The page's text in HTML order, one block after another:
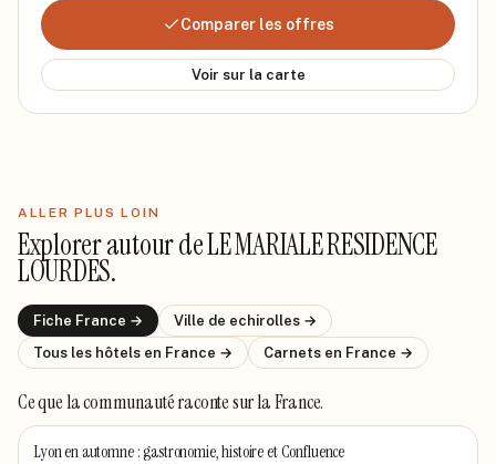
Comparer les offres
Voir sur la carte
ALLER PLUS LOIN
Explorer autour deLE MARIALE RESIDENCE
LOURDES.
Fiche France → Ville de echirolles →
Tous les hôtels en France → Carnets en France →
Ce que la communauté racontesur la France.
Lyon en automne : gastronomie, histoire et Confluence